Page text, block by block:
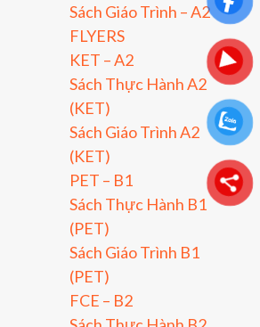
Sách Giáo Trình – A2
FLYERS
KET – A2
Sách Thực Hành A2
(KET)
Sách Giáo Trình A2
(KET)
PET – B1
Sách Thực Hành B1
(PET)
Sách Giáo Trình B1
(PET)
FCE – B2